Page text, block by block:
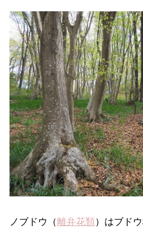
ノブドウ（離弁花類）はブド